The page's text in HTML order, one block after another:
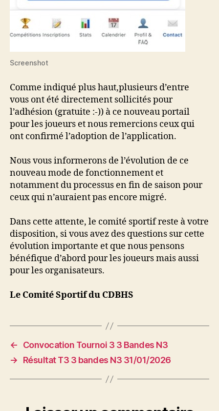
Screenshot
Comme indiqué plus haut,plusieurs d’entre
vous ont été directement sollicités pour
l’adhésion (gratuite :-)) à ce nouveau portail
pour les joueurs et nous remercions ceux qui
ont confirmé l’adoption de l’application.
Nous vous informerons de l’évolution de ce
nouveau mode de fonctionnement et
notamment du processus en fin de saison pour
ceux qui n’auraient pas encore migré.
Dans cette attente, le comité sportif reste à votre
disposition, si vous avez des questions sur cette
évolution importante et que nous pensons
bénéfique d’abord pour les joueurs mais aussi
pour les organisateurs.
Le Comité Sportif du CDBHS
←
Convocation Tournoi 3 3 Bandes N3
→
Résultat T3 3 bandes N3 31/01/2026